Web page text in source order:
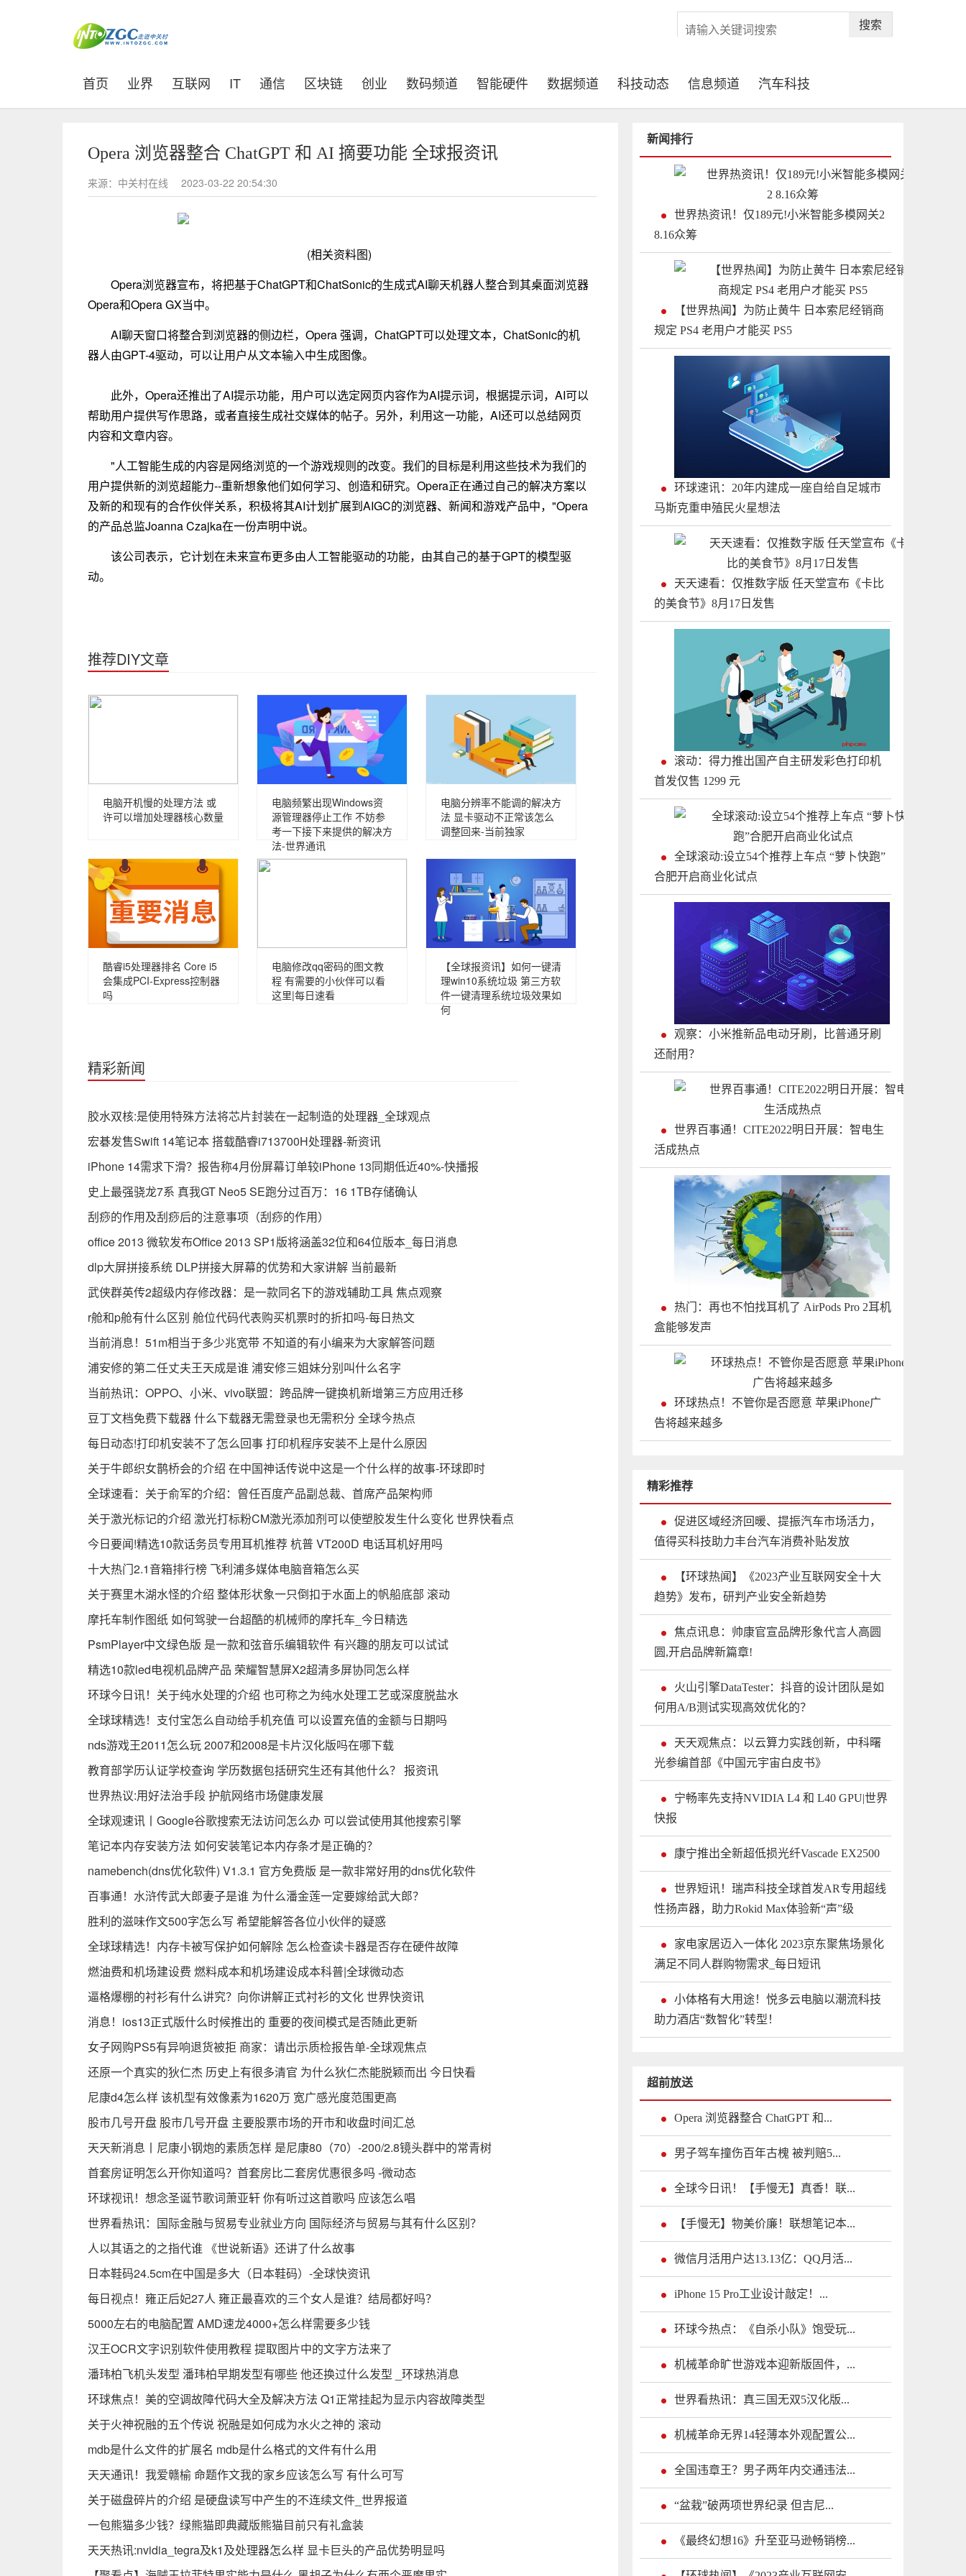
搜索
首页 (current)
业界 互联网 IT 通信 区块链 创业 数码频道 智能硬件 数据频道 科技动态 信息频道 汽车科技
Opera 浏览器整合 ChatGPT 和 AI 摘要功能 全球报资讯
来源：中关村在线 2023-03-22 20:54:30
(相关资料图)
Opera浏览器宣布，将把基于ChatGPT和ChatSonic的生成式AI聊天机器人整合到其桌面浏览器
Opera和Opera GX当中。
AI聊天窗口将整合到浏览器的侧边栏，Opera 强调，ChatGPT可以处理文本，ChatSonic的机
器人由GPT-4驱动，可以让用户从文本输入中生成图像。
此外，Opera还推出了AI提示功能，用户可以选定网页内容作为AI提示词，根据提示词，AI可以
帮助用户提供写作思路，或者直接生成社交媒体的帖子。另外，利用这一功能，AI还可以总结网页
内容和文章内容。
"人工智能生成的内容是网络浏览的一个游戏规则的改变。我们的目标是利用这些技术为我们的
用户提供新的浏览超能力--重新想象他们如何学习、创造和研究。Opera正在通过自己的解决方案以
及新的和现有的合作伙伴关系，积极将其AI计划扩展到AIGC的浏览器、新闻和游戏产品中，"Opera
的产品总监Joanna Czajka在一份声明中说。
该公司表示，它计划在未来宣布更多由人工智能驱动的功能，由其自己的基于GPT的模型驱
动。
推荐DIY文章
电脑开机慢的处理方法 或
许可以增加处理器核心数量
电脑频繁出现Windows资
源管理器停止工作 不妨参
考一下接下来提供的解决方
法-世界通讯
电脑分辨率不能调的解决方
法 显卡驱动不正常该怎么
调整回来-当前独家
酷睿i5处理器排名 Core i5
会集成PCI-Express控制器
吗
电脑修改qq密码的图文教
程 有需要的小伙伴可以看
这里|每日速看
【全球报资讯】如何一键清
理win10系统垃圾 第三方软
件一键清理系统垃圾效果如
何
精彩新闻
胶水双核:是使用特殊方法将芯片封装在一起制造的处理器_全球观点
宏碁发售Swift 14笔记本 搭载酷睿i713700H处理器-新资讯
iPhone 14需求下滑？报告称4月份屏幕订单较iPhone 13同期低近40%-快播报
史上最强骁龙7系 真我GT Neo5 SE跑分过百万：16 1TB存储确认
刮痧的作用及刮痧后的注意事项（刮痧的作用）
office 2013 微软发布Office 2013 SP1版将涵盖32位和64位版本_每日消息
dlp大屏拼接系统 DLP拼接大屏幕的优势和大家讲解 当前最新
武侠群英传2超级内存修改器：是一款同名下的游戏辅助工具 焦点观察
r舱和p舱有什么区别 舱位代码代表购买机票时的折扣吗-每日热文
当前消息！51m相当于多少兆宽带 不知道的有小编来为大家解答问题
浦安修的第二任丈夫王天成是谁 浦安修三姐妹分别叫什么名字
当前热讯：OPPO、小米、vivo联盟：跨品牌一键换机新增第三方应用迁移
豆丁文档免费下载器 什么下载器无需登录也无需积分 全球今热点
每日动态!打印机安装不了怎么回事 打印机程序安装不上是什么原因
关于牛郎织女鹊桥会的介绍 在中国神话传说中这是一个什么样的故事-环球即时
全球速看：关于俞军的介绍：曾任百度产品副总裁、首席产品架构师
关于激光标记的介绍 激光打标粉CM激光添加剂可以使塑胶发生什么变化 世界快看点
今日要闻!精选10款话务员专用耳机推荐 杭普 VT200D 电话耳机好用吗
十大热门2.1音箱排行榜 飞利浦多媒体电脑音箱怎么买
关于赛里木湖水怪的介绍 整体形状象一只倒扣于水面上的帆船底部 滚动
摩托车制作图纸 如何驾驶一台超酷的机械师的摩托车_今日精选
PsmPlayer中文绿色版 是一款和弦音乐编辑软件 有兴趣的朋友可以试试
精选10款led电视机品牌产品 荣耀智慧屏X2超清多屏协同怎么样
环球今日讯！关于纯水处理的介绍 也可称之为纯水处理工艺或深度脱盐水
全球球精选！支付宝怎么自动给手机充值 可以设置充值的金额与日期吗
nds游戏王2011怎么玩 2007和2008是卡片汉化版吗在哪下载
教育部学历认证学校查询 学历数据包括研究生还有其他什么？ 报资讯
世界热议:用好法治手段 护航网络市场健康发展
全球观速讯丨Google谷歌搜索无法访问怎么办 可以尝试使用其他搜索引擎
笔记本内存安装方法 如何安装笔记本内存条才是正确的？
namebench(dns优化软件) V1.3.1 官方免费版 是一款非常好用的dns优化软件
百事通！水浒传武大郎妻子是谁 为什么潘金莲一定要嫁给武大郎？
胜利的滋味作文500字怎么写 希望能解答各位小伙伴的疑惑
全球球精选！内存卡被写保护如何解除 怎么检查读卡器是否存在硬件故障
燃油费和机场建设费 燃料成本和机场建设成本科普|全球微动态
逼格爆棚的衬衫有什么讲究？向你讲解正式衬衫的文化 世界快资讯
消息！ios13正式版什么时候推出的 重要的夜间模式是否随此更新
女子网购PS5有异响退货被拒 商家：请出示质检报告单-全球观焦点
还原一个真实的狄仁杰 历史上有很多清官 为什么狄仁杰能脱颖而出 今日快看
尼康d4怎么样 该机型有效像素为1620万 宽广感光度范围更高
股市几号开盘 股市几号开盘 主要股票市场的开市和收盘时间汇总
天天新消息丨尼康小钢炮的素质怎样 是尼康80（70）-200/2.8镜头群中的常青树
首套房证明怎么开你知道吗？首套房比二套房优惠很多吗 -微动态
环球视讯！想念圣诞节歌词萧亚轩 你有听过这首歌吗 应该怎么唱
世界看热讯：国际金融与贸易专业就业方向 国际经济与贸易与其有什么区别？
人以其语之的之指代谁 《世说新语》还讲了什么故事
日本鞋码24.5cm在中国是多大（日本鞋码）-全球快资讯
每日视点！雍正后妃27人 雍正最喜欢的三个女人是谁？结局都好吗？
5000左右的电脑配置 AMD速龙4000+怎么样需要多少钱
汉王OCR文字识别软件使用教程 提取图片中的文字方法来了
潘玮柏飞机头发型 潘玮柏早期发型有哪些 他还换过什么发型 _环球热消息
环球焦点！美的空调故障代码大全及解决方法 Q1正常挂起为显示内容故障类型
关于火神祝融的五个传说 祝融是如何成为水火之神的 滚动
mdb是什么文件的扩展名 mdb是什么格式的文件有什么用
天天通讯！我爱赣榆 命题作文我的家乡应该怎么写 有什么可写
关于磁盘碎片的介绍 是硬盘读写中产生的不连续文件_世界报道
一包熊猫多少钱？绿熊猫即典藏版熊猫目前只有礼盒装
天天热讯:nvidia_tegra及k1及处理器怎么样 显卡巨头的产品优势明显吗
新闻排行
世界热资讯！仅189元!小米智能多模网关2
8.16众筹
【世界热闻】为防止黄牛 日本索尼经销商
规定 PS4 老用户才能买 PS5
环球速讯：20年内建成一座自给自足城市
马斯克重申殖民火星想法
天天速看：仅推数字版 任天堂宣布《卡比
的美食节》8月17日发售
滚动：得力推出国产自主研发彩色打印机
首发仅售 1299 元
全球滚动:设立54个推荐上车点 “萝卜快跑”
合肥开启商业化试点
观察：小米推新品电动牙刷，比普通牙刷
还耐用？
世界百事通！CITE2022明日开展：智电生
活成热点
热门：再也不怕找耳机了 AirPods Pro 2耳机
盒能够发声
环球热点！不管你是否愿意 苹果iPhone广
告将越来越多
精彩推荐
促进区域经济回暖、提振汽车市场活力，
值得买科技助力丰台汽车消费补贴发放
【环球热闻】《2023产业互联网安全十大
趋势》发布，研判产业安全新趋势
焦点讯息：帅康官宣品牌形象代言人高圆
圆,开启品牌新篇章!
火山引擎DataTester：抖音的设计团队是如
何用A/B测试实现高效优化的？
天天观焦点：以云算力实践创新，中科曙
光参编首部《中国元宇宙白皮书》
宁畅率先支持NVIDIA L4 和 L40 GPU|世界
快报
康宁推出全新超低损光纤Vascade EX2500
世界短讯！瑞声科技全球首发AR专用超线
性扬声器，助力Rokid Max体验新“声”级
家电家居迈入一体化 2023京东聚焦场景化
满足不同人群购物需求_每日短讯
小体格有大用途！悦多云电脑以潮流科技
助力酒店“数智化”转型！
超前放送
Opera 浏览器整合 ChatGPT 和...
男子驾车撞伤百年古槐 被判赔5...
全球今日讯！【手慢无】真香！联...
【手慢无】物美价廉！联想笔记本...
微信月活用户达13.13亿：QQ月活...
iPhone 15 Pro工业设计敲定！...
环球今热点：《自杀小队》饱受玩...
机械革命旷世游戏本迎新版固件，...
世界看热讯：真三国无双5汉化版...
机械革命无界14轻薄本外观配置公...
全国违章王？男子两年内交通违法...
“盆栽”破两项世界纪录 但吉尼...
《最终幻想16》升至亚马逊畅销榜...